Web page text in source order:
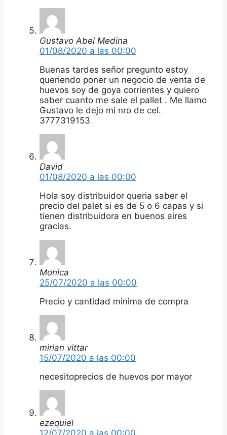
Gustavo Abel Medina
01/08/2020 a las 00:00
Buenas tardes señor pregunto estoy
queriendo poner un negocio de venta de
huevos soy de goya corrientes y quiero
saber cuanto me sale el pallet . Me llamo
Gustavo le dejo mi nro de cel.
3777319153
David
01/08/2020 a las 00:00
Hola soy distribuidor queria saber el
precio del palet si es de 5 o 6 capas y si
tienen distribuidora en buenos aires
gracias.
Monica
25/07/2020 a las 00:00
Precio y cantidad minima de compra
mirian vittar
15/07/2020 a las 00:00
necesitoprecios de huevos por mayor
ezequiel
12/07/2020 a las 00:00